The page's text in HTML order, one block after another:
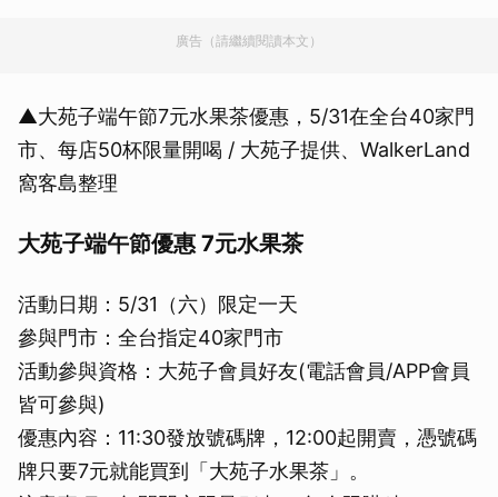
廣告（請繼續閱讀本文）
▲大苑子端午節7元水果茶優惠，5/31在全台40家門
市、每店50杯限量開喝 / 大苑子提供、WalkerLand
窩客島整理
大苑子端午節優惠 7元水果茶
活動日期：5/31（六）限定一天
參與門市：全台指定40家門市
活動參與資格：大苑子會員好友(電話會員/APP會員
皆可參與)
優惠內容：11:30發放號碼牌，12:00起開賣，憑號碼
牌只要7元就能買到「大苑子水果茶」。